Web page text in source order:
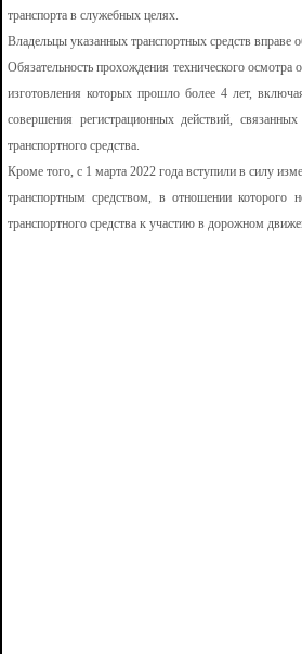
транспорта в служебных целях.
Владельцы указанных транспортных средств вправе
Обязательность прохождения технического
изготовления которых прошло более 4 лет,
совершения регистрационных действий,
транспортного средства.
Кроме того, с 1 марта 2022 года вступили в силу
транспортным средством, в отношении которого
транспортного средства к участию в дорожном